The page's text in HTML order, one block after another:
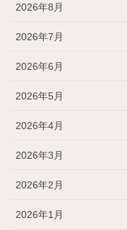
2026年8月
2026年7月
2026年6月
2026年5月
2026年4月
2026年3月
2026年2月
2026年1月